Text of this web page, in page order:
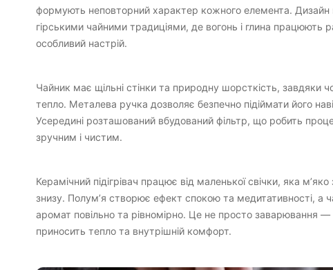
формують неповторний характер кожного елемента. Дизайн
гірськими чайними традиціями, де вогонь і глина працюють
особливий настрій.
Чайник має щільні стінки та природну шорсткість, завдяки
тепло. Металева ручка дозволяє безпечно підіймати його
Усередині розташований вбудований фільтр, що робить
зручним і чистим.
Керамічний підігрівач працює від маленької свічки, яка м’яко
знизу. Полум’я створює ефект спокою та медитативності, а
аромат повільно та рівномірно. Це не просто заварювання
приносить тепло та внутрішній комфорт.